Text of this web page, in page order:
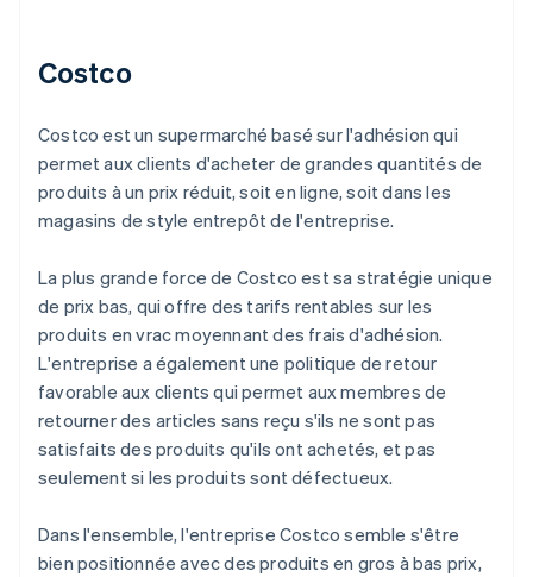
Costco
Costco est un supermarché basé sur l'adhésion qui
permet aux clients d'acheter de grandes quantités de
produits à un prix réduit, soit en ligne, soit dans les
magasins de style entrepôt de l'entreprise.
La plus grande force de Costco est sa stratégie unique
de prix bas, qui offre des tarifs rentables sur les
produits en vrac moyennant des frais d'adhésion.
L'entreprise a également une politique de retour
favorable aux clients qui permet aux membres de
retourner des articles sans reçu s'ils ne sont pas
satisfaits des produits qu'ils ont achetés, et pas
seulement si les produits sont défectueux.
Dans l'ensemble, l'entreprise Costco semble s'être
bien positionnée avec des produits en gros à bas prix,